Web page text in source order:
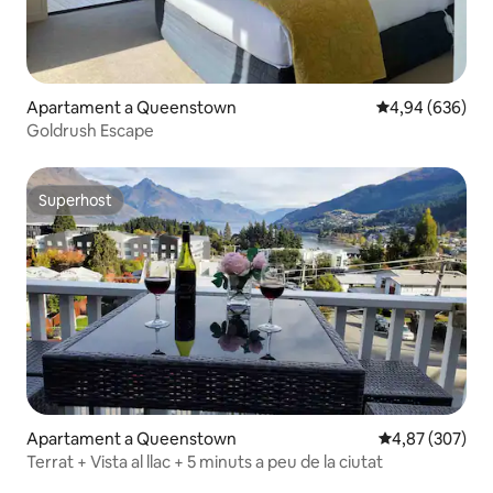
Apartament a Queenstown 4,94 de
4,94 (636)
Goldrush Escape
Superhost
Superhost
Apartament a Queenstown 4,87 de
4,87 (307)
Terrat + Vista al llac + 5 minuts a peu de la ciutat